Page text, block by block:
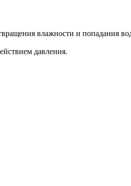
влажности и попадания
давления.